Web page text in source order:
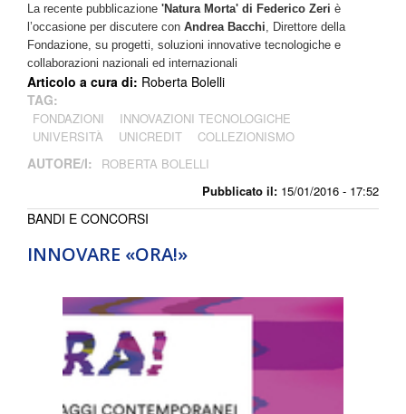
Pubblicato il: 15/01/2016 - 17:52
La recente pubblicazione 'Natura Morta' di Federico Zeri è
l’occasione per discutere con Andrea Bacchi , Direttore della
Fondazione, su progetti, soluzioni innovative tecnologiche e
collaborazioni nazionali ed internazionali
Articolo a cura di: Roberta Bolelli
TAG:
FONDAZIONI
INNOVAZIONI TECNOLOGICHE
UNIVERSITÀ
UNICREDIT COLLEZIONISMO
AUTORE/I: ROBERTA BOLELLI
INNOVARE «ORA!»
BANDI E CONCORSI